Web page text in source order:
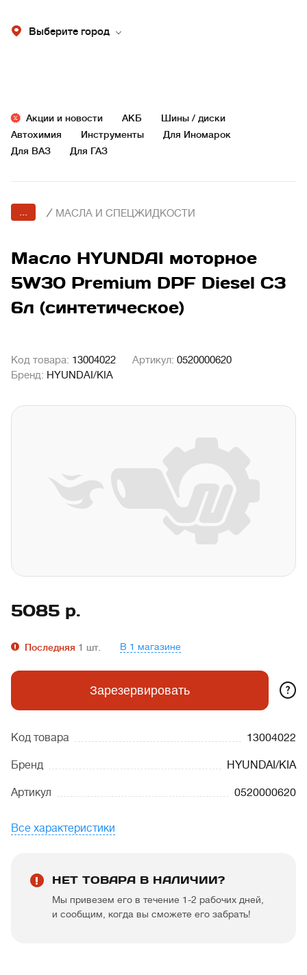
Выберите город
Акции и новости АКБ
Шины / диски
Автохимия
Инструменты
Для Иномарок
Для ВАЗ
Для ГАЗ
... / МАСЛА И СПЕЦЖИДКОСТИ
Масло HYUNDAI моторное
5W30 Premium DPF Diesel C3
6л (синтетическое)
Код товара: 13004022 Артикул: 0520000620
Бренд: HYUNDAI/KIA
5085 р.
Последняя 1 шт. В 1 магазине
Зарезервировать ?
Код товара 13004022
Бренд HYUNDAI/KIA
Артикул 0520000620
Все характеристики
НЕТ ТОВАРА В НАЛИЧИИ?
Мы привезем его в течение 1-2 рабочих дней,
и сообщим, когда вы сможете его забрать!